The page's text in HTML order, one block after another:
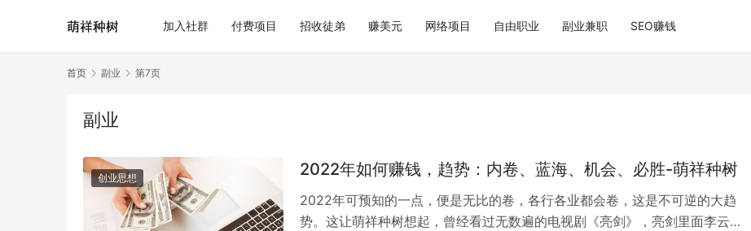
加入社群 付费项目 招收徒弟 赚美元 网络项目 自由职业 副业兼职 SEO赚钱
首页 副业 第7页
副业
创业思想 2022年如何赚钱，趋势：内卷、蓝海、机会、必胜-萌祥种树
2022年可预知的一点，便是无比的卷，各行各业都会卷，这是不可逆的大趋
势。这让萌祥种树想起，曾经看过无数遍的电视剧《亮剑》，亮剑里面李云龙